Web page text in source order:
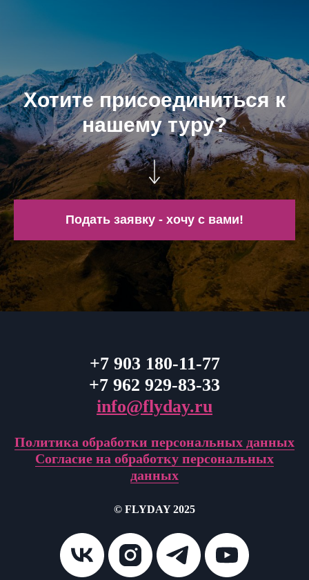
Хотите присоединиться к
нашему туру?
Подать заявку - хочу с вами!
+7 903 180-11-77
+7 962 929-83-33
info@flyday.ru
Политика обработки персональных данных
Согласие на обработку персональных
данных
© FLYDAY 2025